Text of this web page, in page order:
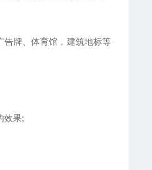
告牌、体育馆，建筑地标等
效果;